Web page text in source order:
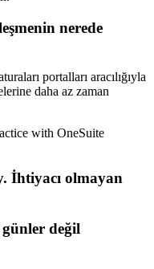
nerede
portalları aracılığıyla
daha az zaman
İhtiyacı olmayan
değil